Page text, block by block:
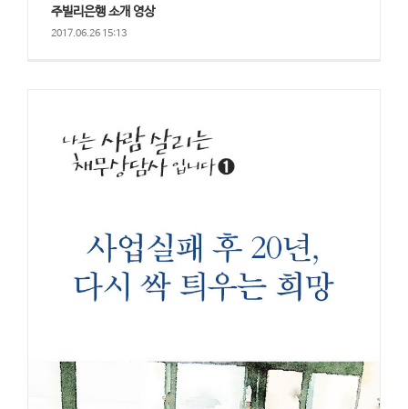
주빌리은행 소개 영상
2017.06.26 15:13